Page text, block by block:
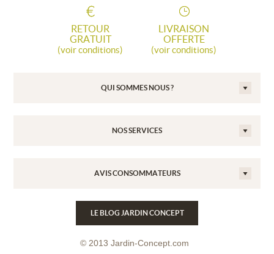
RETOUR
GRATUIT
(voir conditions)
LIVRAISON
OFFERTE
(voir conditions)
QUI SOMMES NOUS ?
NOS SERVICES
AVIS CONSOMMATEURS
LE BLOG JARDIN CONCEPT
© 2013 Jardin-Concept.com